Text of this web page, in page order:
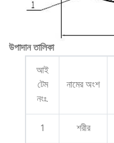
উপাদান তালিকা
আই
টেম
নংঃ.
নামের অংশ
1 শরীর